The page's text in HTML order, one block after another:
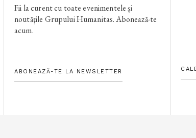
Fii la curent cu toate evenimentele și
noutățile Grupului Humanitas. Abonează-te
acum.
ABONEAZĂ-TE LA NEWSLETTER